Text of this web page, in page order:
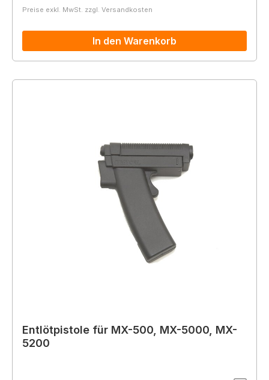
Preise exkl. MwSt. zzgl. Versandkosten
In den Warenkorb
Entlötpistole für MX-500, MX-5000, MX-
5200